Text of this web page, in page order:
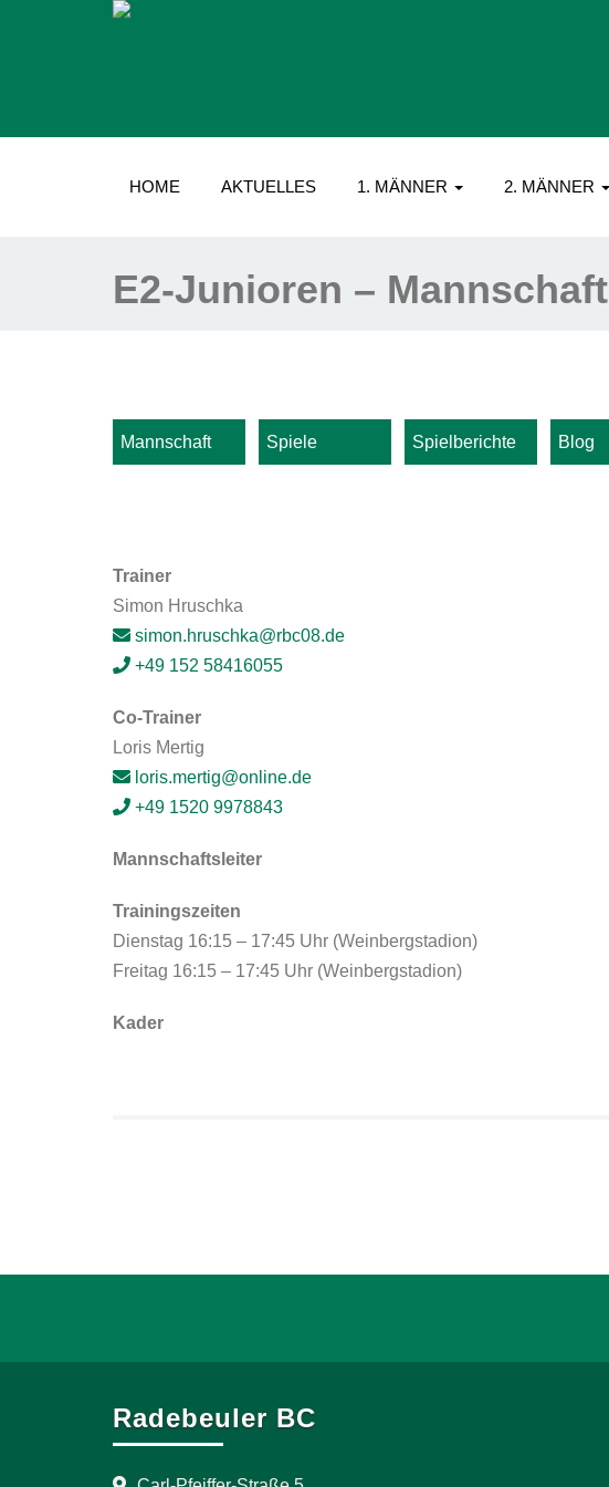
HOME AKTUELLES 1. MÄNNER 2. MÄNNER
E2-Junioren – Mannschaft
Mannschaft Spiele Spielberichte Blog
Trainer
Simon Hruschka
simon.hruschka@rbc08.de
+49 152 58416055
Co-Trainer
Loris Mertig
loris.mertig@online.de
+49 1520 9978843
Mannschaftsleiter
Trainingszeiten
Dienstag 16:15 – 17:45 Uhr (Weinbergstadion)
Freitag 16:15 – 17:45 Uhr (Weinbergstadion)
Kader
Radebeuler BC